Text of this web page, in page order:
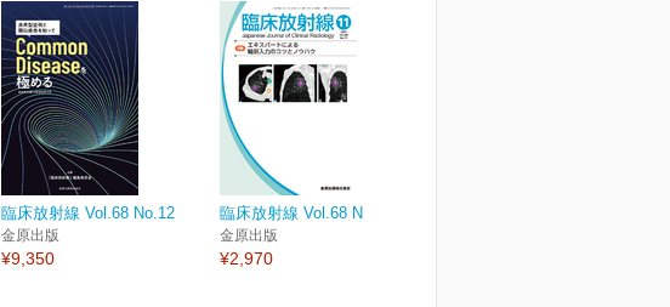
臨床放射線 Vol.68 No.12
金原出版
¥9,350
臨床放射線 Vol.68 No.11
金原出版
¥2,970